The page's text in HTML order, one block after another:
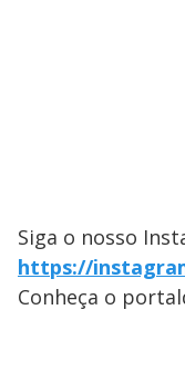
Siga o nosso
https://
Conheça o